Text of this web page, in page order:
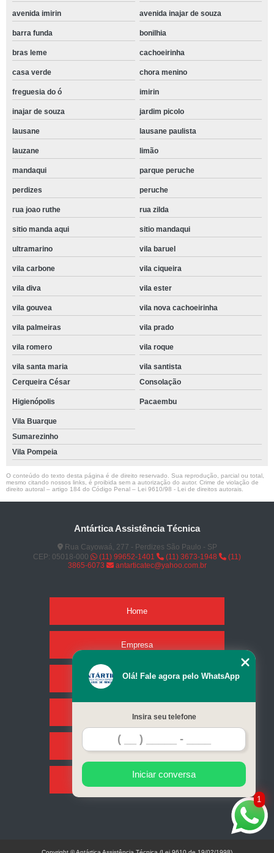
avenida imirin avenida inajar de souza
barra funda bonilhia
bras leme cachoeirinha
casa verde chora menino
freguesia do ó imirin
inajar de souza jardim picolo
lausane lausane paulista
lauzane limão
mandaqui parque peruche
perdizes peruche
rua joao ruthe rua zilda
sitio manda aqui sitio mandaqui
ultramarino vila baruel
vila carbone vila ciqueira
vila diva vila ester
vila gouvea vila nova cachoeirinha
vila palmeiras vila prado
vila romero vila roque
vila santa maria
vila santista
Cerqueira César
Consolação
Higienópolis Pacaembu
Vila Buarque
Sumarezinho
Vila Pompeia
O conteúdo do texto desta página é de direito reservado. Sua reprodução, parcial ou total,
mesmo citando nossos links, é proibida sem a autorização do autor. Crime de violação de
direito autoral – artigo 184 do Código Penal – Lei 9610/98 - Lei de direitos autorais
Antártica Assistência Técnica
Rua Cayowaá, 277 - Perdizes São Paulo - SP
CEP: 05018-000
(11) 99652-1401 (11) 3673-1948
(11)
3865-6073
antarticatec@yahoo.com.br
Home
Empresa
Missão
Serviços
Contato
Mapa do site
1
Olá! Fale agora pelo WhatsApp
Insira seu telefone
Iniciar conversa